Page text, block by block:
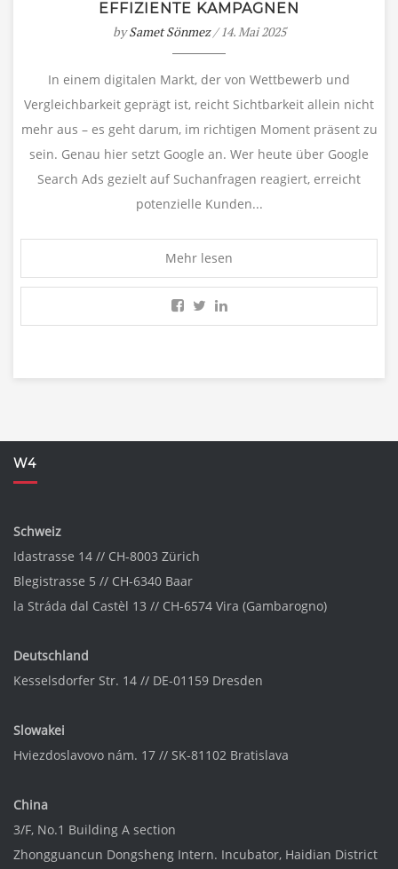
EFFIZIENTE KAMPAGNEN
bySamet Sönmez/ 14. Mai 2025
In einem digitalen Markt, der von Wettbewerb und
Vergleichbarkeit geprägt ist, reicht Sichtbarkeit allein nicht
mehr aus – es geht darum, im richtigen Moment präsent zu
sein. Genau hier setzt Google an. Wer heute über Google
Search Ads gezielt auf Suchanfragen reagiert, erreicht
potenzielle Kunden...
Mehr lesen
W4
Schweiz
Idastrasse 14 // CH-8003 Zürich
Blegistrasse 5 // CH-6340 Baar
la Stráda dal Castèl 13 // CH-6574 Vira (Gambarogno)
Deutschland
Kesselsdorfer Str. 14 // DE-01159 Dresden
Slowakei
Hviezdoslavovo nám. 17 // SK-81102 Bratislava
China
3/F, No.1 Building A section
Zhongguancun Dongsheng Intern. Incubator, Haidian District